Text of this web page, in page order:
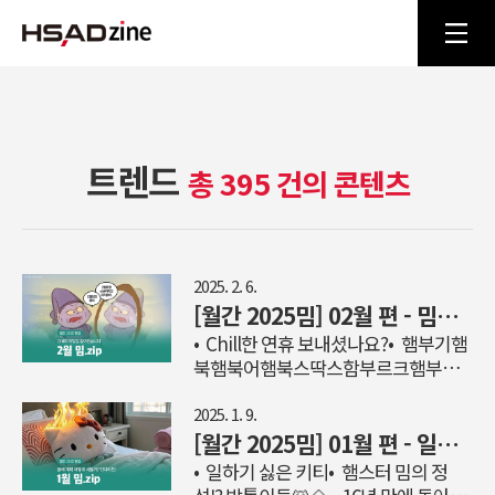
트렌드 총 395 건의 콘텐츠
2025. 2. 6.
[월간 2025밈] 02월 편 - 밈집을 찵여오거라.
• Chill한 연휴 보내셨나요?• 햄부기햄
북햄북어햄북스딱스함부르크햄부가
앤온을 찵여오거라.• MZ들이 최애랑
사진 찍는 법• 저속노화 식단• 건강엔
저속노화 가속소화엔 겔포스엘! Chill
한 연휴 보내셨나요? 두 발로 서, 주머
2025. 1. 9.
[월간 2025밈] 01월 편 - 일하기 싫은 직장인... 아니 키티
• 일하기 싫은 키티• 햄스터 밈의 정